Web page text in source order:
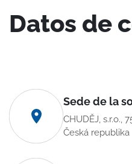
Datos de
Sede de la
CHUDĚJ, s.r.o.,
Česká republika